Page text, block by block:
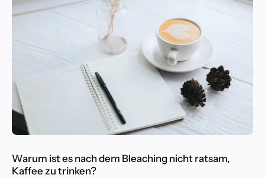
Warum ist es nach dem Bleaching nicht ratsam,
Kaffee zu trinken?